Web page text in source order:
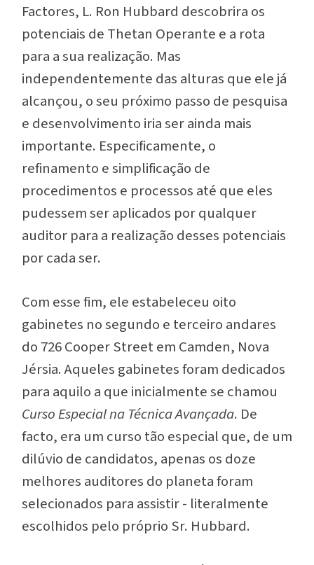
Factores, L. Ron Hubbard descobrira os
potenciais de Thetan Operante e a rota
para a sua realização. Mas
independentemente das alturas que ele já
alcançou, o seu próximo passo de pesquisa
e desenvolvimento iria ser ainda mais
importante. Especificamente, o
refinamento e simplificação de
procedimentos e processos até que eles
pudessem ser aplicados porqualquer
auditor para a realização desses potenciais
porcadaser.
Com esse fim, ele estabeleceu oito
gabinetes no segundo e terceiro andares
do 726 Cooper Street em Camden, Nova
Jérsia. Aqueles gabinetes foram dedicados
para aquilo a que inicialmente se chamou
Curso Especial na Técnica Avançada. De
facto, era um curso tão especial que, de um
dilúvio de candidatos, apenas os doze
melhores auditores do planeta foram
selecionados para assistir - literalmente
escolhidos pelo próprio Sr. Hubbard.